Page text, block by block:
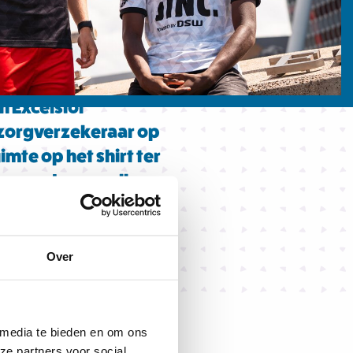
Over
te bieden en om ons
partners voor social
Excelsior
op
op het shirt ter
dus gevallen
tak van de
ervoor
shirt prijkt, maar